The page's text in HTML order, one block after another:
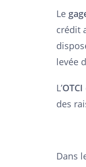
Le
crédit
levée
L’OTCI
des
Dans